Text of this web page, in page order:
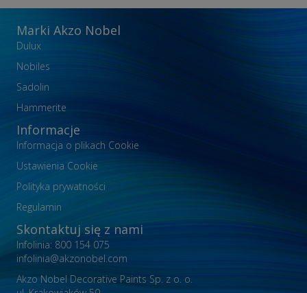
Marki Akzo Nobel
Dulux
Nobiles
Sadolin
Hammerite
Informacje
Informacja o plikach Cookie
Ustawienia Cookie
Polityka prywatności
Regulamin
Skontaktuj się z nami
Infolinia: 800 154 075
infolinia@akzonobel.com
Akzo Nobel Decorative Paints Sp. z o. o.